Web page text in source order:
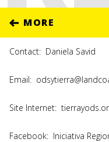
MORE
Contact: Daniela Savid
Email:
Site Internet:
Facebook: Iniciativa